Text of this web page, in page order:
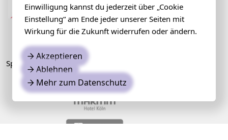
Einwilligung kannst du jederzeit über „Cookie
Einstellung“ am Ende jeder unserer Seiten mit
Wirkung für die Zukunft widerrufen oder ändern.
→ Akzeptieren
→ Ablehnen
→ Mehr zum Datenschutz
Sponsoren